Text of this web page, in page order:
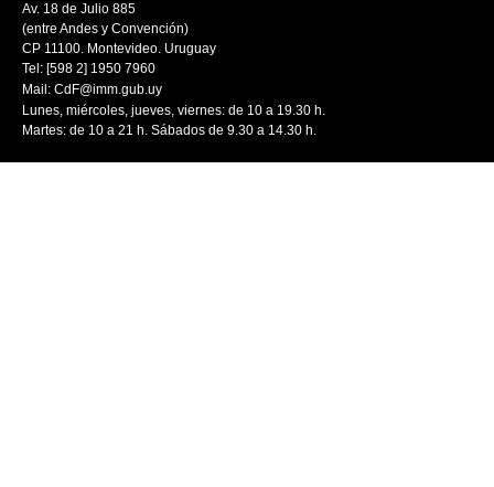
Av. 18 de Julio 885
(entre Andes y Convención)
CP 11100. Montevideo. Uruguay
Tel: [598 2] 1950 7960
Mail: CdF@imm.gub.uy
Lunes, miércoles, jueves, viernes: de 10 a 19.30 h.
Martes: de 10 a 21 h. Sábados de 9.30 a 14.30 h.